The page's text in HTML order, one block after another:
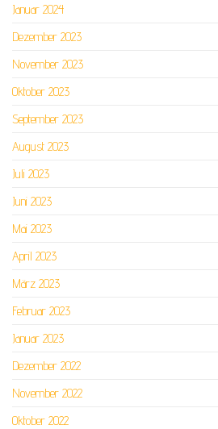
Januar 2024
Dezember 2023
November 2023
Oktober 2023
September 2023
August 2023
Juli 2023
Juni 2023
Mai 2023
April 2023
März 2023
Februar 2023
Januar 2023
Dezember 2022
November 2022
Oktober 2022